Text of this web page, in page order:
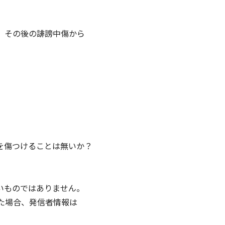
の後の誹謗中傷から
つけることは無いか？
のではありません。
合、発信者情報は